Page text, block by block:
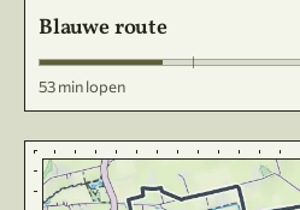
Blauwe route
53 min lopen